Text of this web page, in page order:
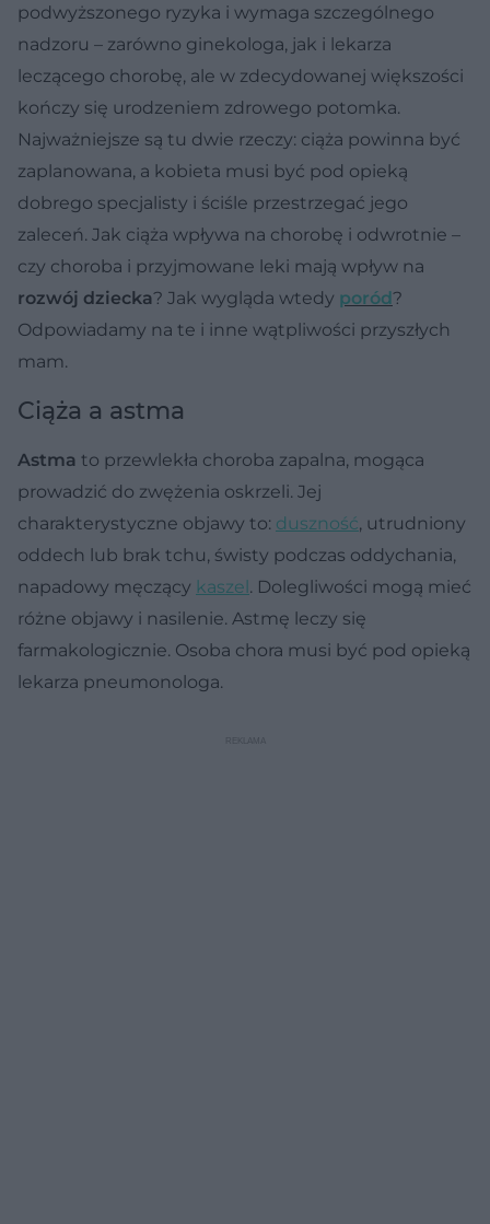
podwyższonego ryzyka i wymaga szczególnego
nadzoru – zarówno ginekologa, jak i lekarza
leczącego chorobę, ale w zdecydowanej większości
kończy się urodzeniem zdrowego potomka.
Najważniejsze są tu dwie rzeczy: ciąża powinna być
zaplanowana, a kobieta musi być pod opieką
dobrego specjalisty i ściśle przestrzegać jego
zaleceń. Jak ciąża wpływa na chorobę i odwrotnie –
czy choroba i przyjmowane leki mają wpływ na
rozwój dziecka? Jak wygląda wtedy poród?
Odpowiadamy na te i inne wątpliwości przyszłych
mam.
Ciąża a astma
Astma to przewlekła choroba zapalna, mogąca
prowadzić do zwężenia oskrzeli. Jej
charakterystyczne objawy to: duszność, utrudniony
oddech lub brak tchu, świsty podczas oddychania,
napadowy męczący kaszel. Dolegliwości mogą mieć
różne objawy i nasilenie. Astmę leczy się
farmakologicznie. Osoba chora musi być pod opieką
lekarza pneumonologa.